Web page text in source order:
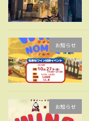
お知らせ
お知らせ